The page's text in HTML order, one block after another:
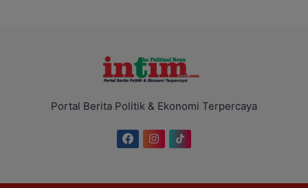
Portal Berita Politik & Ekonomi Terpercaya